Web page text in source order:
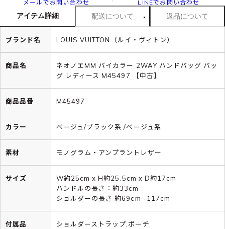
メールでお問い合わせ LINEでお問い合わせ
アイテム詳細 配送について 返品について
ブランド名 LOUIS VUITTON（ルイ・ヴィトン）
商品名
ネオノエMM バイカラー 2WAY ハンドバッグ バッ
グ レディース M45497 【中古】
商品品番 M45497
カラー ベージュ/ブラック系 /ベージュ系
素材 モノグラム・アンプラントレザー
サイズ
W約25cm x H約25.5cm x D約17cm
ハンドルの長さ：約33cm
ショルダーの長さ 約69cm -117cm
付属品
ショルダーストラップ,ポーチ